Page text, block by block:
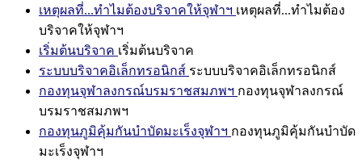
เหตุผลที่...ทำไมต้องบริจาคให้จุฬาฯ เหตุผลที่...ทำไมต้อง
บริจาคให้จุฬาฯ
เริ่มต้นบริจาค เริ่มต้นบริจาค
ระบบบริจาคอิเล็กทรอนิกส์ ระบบบริจาคอิเล็กทรอนิกส์
กองทุนจุฬาลงกรณ์บรมราชสมภพฯ กองทุนจุฬาลงกรณ์
บรมราชสมภพฯ
กองทุนภูมิคุ้มกันบำบัดมะเร็งจุฬาฯ กองทุนภูมิคุ้มกันบำบัด
มะเร็งจุฬาฯ